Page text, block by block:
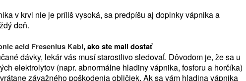
v krvi nie je príliš vysoká, sa predpíšu aj doplnky vápnika a
deň.
acid Fresenius Kabi, ako ste mali dostať
dávky, lekár vás musí starostlivo sledovať. Dôvodom je, že sa u
elektrolytov (napr. abnormálne hladiny vápnika, fosforu a horčíka)
závažného poškodenia obličiek. Ak sa vám hladina vápnika